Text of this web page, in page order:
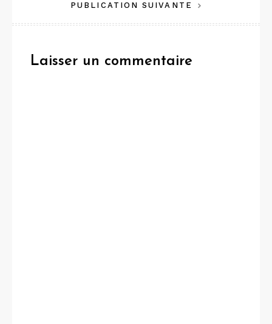
l’articlePUBLICATION SUIVANTE
Laisser un commentaire